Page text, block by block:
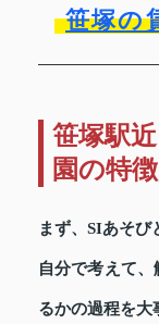
笹塚の
笹塚駅
園の特徴
まず、SIあそび
自分で考えて
るかの過程を大